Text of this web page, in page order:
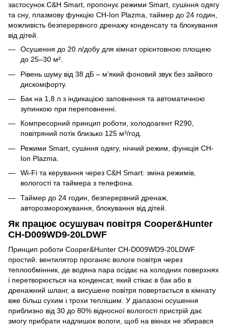
застосунок C&H Smart, пропонує режими Smart, сушіння одягу
та сну, плазмову функцію CH-Ion Plazma, таймер до 24 годин,
можливість безперервного дренажу конденсату та блокування
від дітей.
Осушення до 20 л/добу для кімнат орієнтовною площею
до 25–30 м².
Рівень шуму від 38 дБ – м’який фоновий звук без зайвого
дискомфорту.
Бак на 1,8 л з індикацією заповнення та автоматичною
зупинкою при переповненні.
Компресорний принцип роботи, холодоагент R290,
повітряний потік близько 125 м³/год.
Режими Smart, сушіння одягу, нічний режим, функція CH-
Ion Plazma.
Wi-Fi та керування через C&H Smart: зміна режимів,
вологості та таймера з телефона.
Таймер до 24 годин, безперервний дренаж,
авторозморожування, блокування від дітей.
Як працює осушувач повітря Cooper&Hunter
CH-D009WD9-20LDWF
Принцип роботи Cooper&Hunter CH-D009WD9-20LDWF
простий: вентилятор проганяє вологе повітря через
теплообмінник, де водяна пара осідає на холодних поверхнях
і перетворюється на конденсат, який стікає в бак або в
дренажний шланг, а висушене повітря повертається в кімнату
вже більш сухим і трохи теплішим. У діапазоні осушення
приблизно від 30 до 80% відносної вологості пристрій дає
змогу прибрати надлишок вологи, щоб на вікнах не збирався